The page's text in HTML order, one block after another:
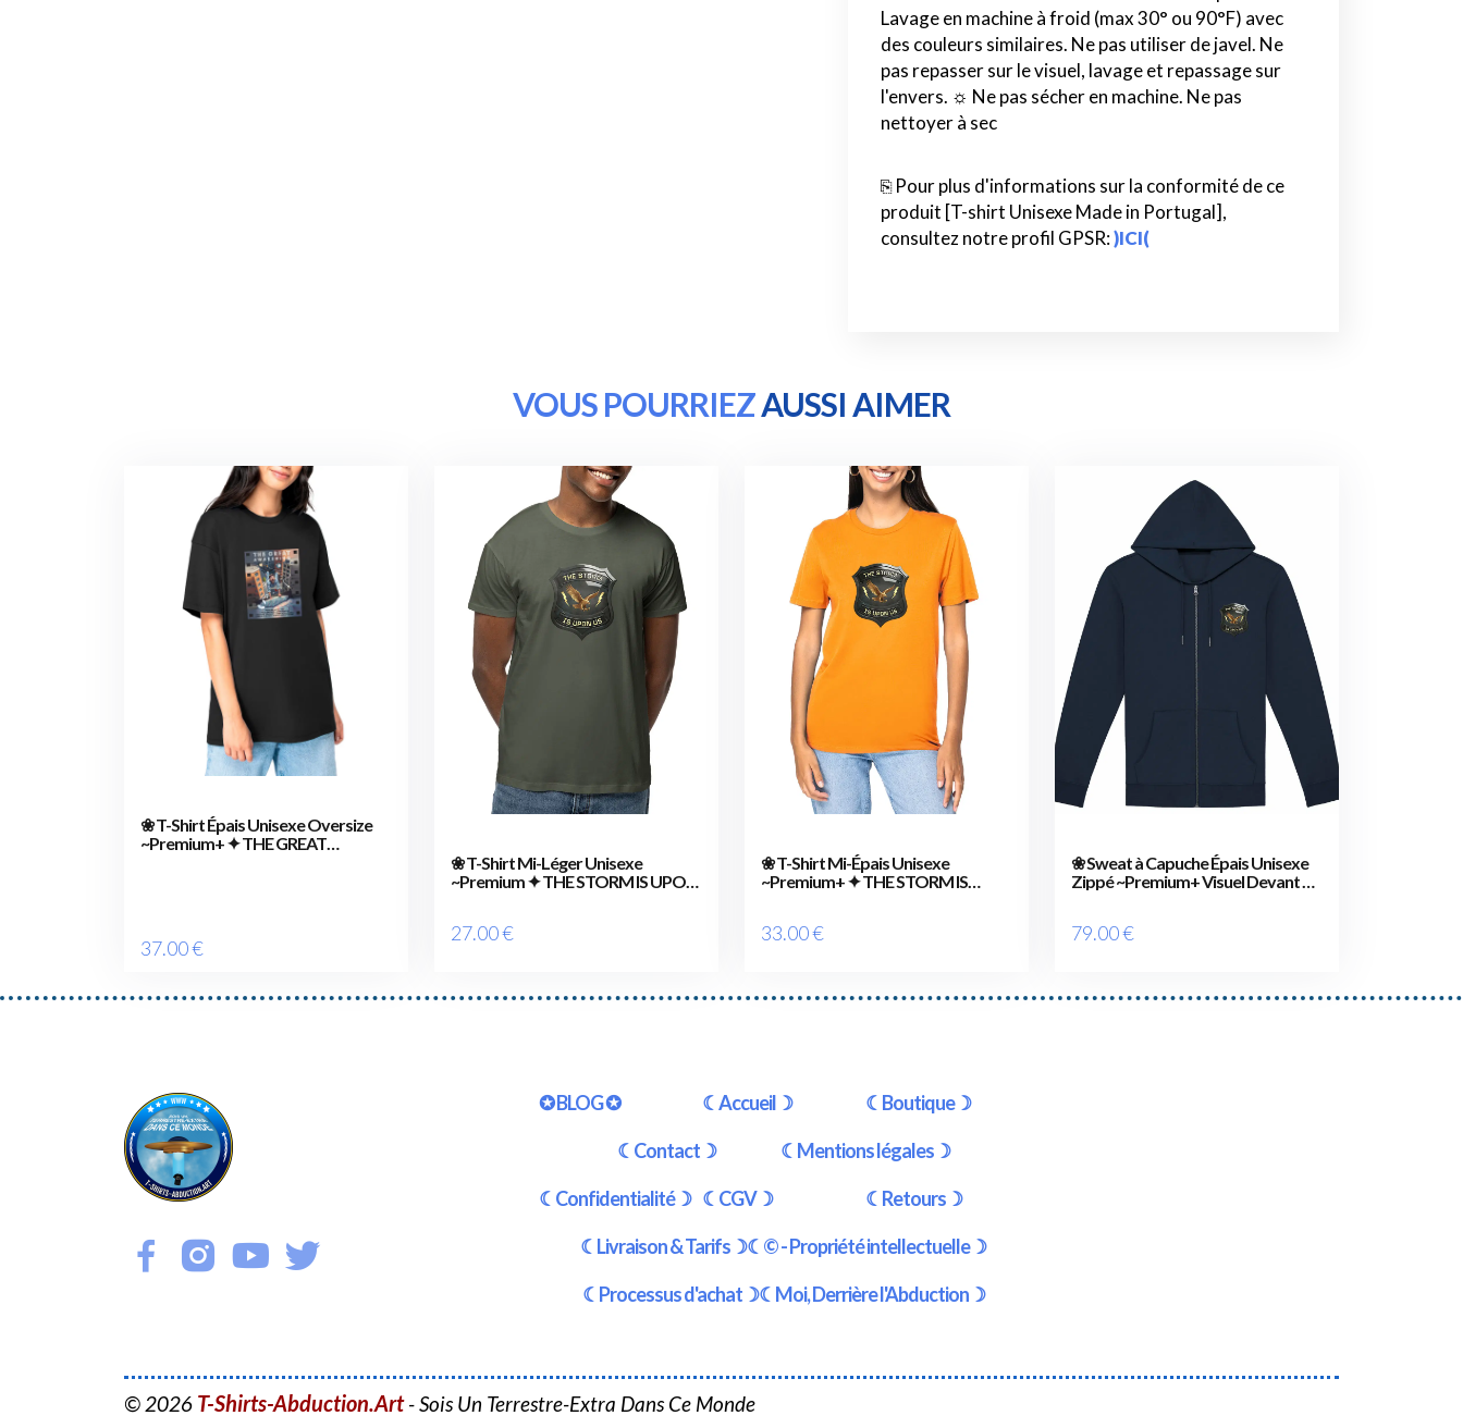
Lavage en machine à froid (max 30° ou 90°F) avec
des couleurs similaires. Ne pas utiliser de javel. Ne
pas repasser sur le visuel, lavage et repassage sur
l'envers. ☼ Ne pas sécher en machine. Ne pas
nettoyer à sec
⎘ Pour plus d'informations sur la conformité de ce
produit [T-shirt Unisexe Made in Portugal],
consultez notre profil GPSR:)ICI(
VOUS POURRIEZAUSSI AIMER
❀ T-Shirt Épais Unisexe Oversize
~Premium+ ✦ THE GREAT
37.00€
❀ T-Shirt Mi-Léger Unisexe
~Premium ✦ THE STORM IS UPON
27.00€
❀ T-Shirt Mi-Épais Unisexe
~Premium+ ✦ THE STORM IS
33.00€
❀ Sweat à Capuche Épais Unisexe
Zippé ~Premium+ Visuel Devant &
79.00€
✪ BLOG ✪ ☾Accueil☽
☾Boutique☽
☾Contact☽
☾Mentions légales☽
☾Confidentialité☽ ☾CGV☽
☾Retours☽
☾Livraison & Tarifs☽☾© - Propriété intellectuelle☽
☾Processus d'achat☽☾Moi, Derrière l'Abduction☽
© 2026 T-Shirts-Abduction.Art- Sois Un Terrestre-Extra Dans Ce Monde